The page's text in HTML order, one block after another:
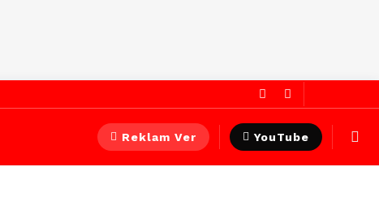
Reklam Ver YouTube